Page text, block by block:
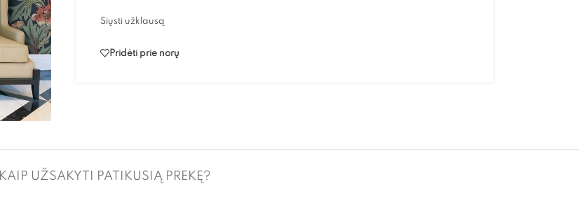
Siųsti užklausą
Pridėti prie norų
KAIP UŽSAKYTI PATIKUSIĄ PREKĘ?